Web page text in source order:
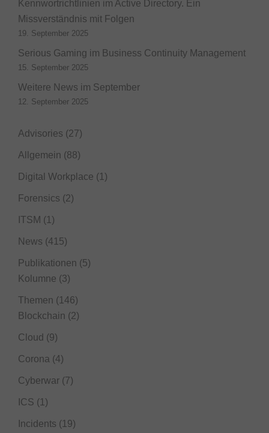
Kennwortrichtlinien im Active Directory. Ein
Missverständnis mit Folgen
19. September 2025
Serious Gaming im Business Continuity Management
15. September 2025
Weitere News im September
12. September 2025
Advisories (27)
Allgemein (88)
Digital Workplace (1)
Forensics (2)
ITSM (1)
News (415)
Publikationen (5)
Kolumne (3)
Themen (146)
Blockchain (2)
Cloud (9)
Corona (4)
Cyberwar (7)
ICS (1)
Incidents (19)